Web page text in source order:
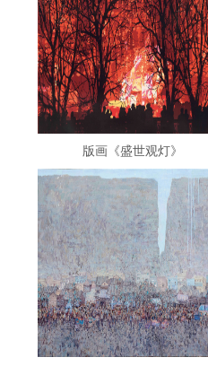
版画《盛世观灯》